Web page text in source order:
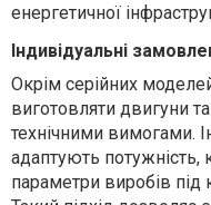
енергетичної
Індивідуальні
Окрім серійних
виготовляти двигуни
технічними вимогами.
адаптують потужність,
параметри виробів під